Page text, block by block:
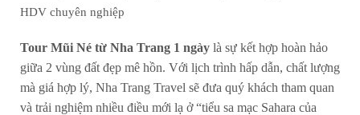
HDV chuyên nghiệp
Tour Mũi Né từ Nha Trang 1 ngày là sự kết hợp hoàn hảo
giữa 2 vùng đất đẹp mê hồn. Với lịch trình hấp dẫn, chất lượng
mà giá hợp lý, Nha Trang Travel sẽ đưa quý khách tham quan
và trải nghiệm nhiều điều mới lạ ở “tiểu sa mạc Sahara của